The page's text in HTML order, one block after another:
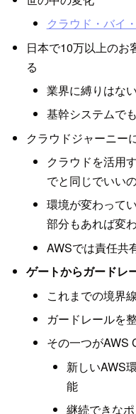
クラウド・バイ
日本で10万以上のお
る
業界に縛りはない
基幹システムで
クラウドジャーニー
クラウドを活用
でと同じでいい
環境が変わって
部分もあれば変
AWSでは責任共
ゲートからガードレ
これまでの境界
ガードレールを
その一つがAWS
新しいAWS
能
継続できな